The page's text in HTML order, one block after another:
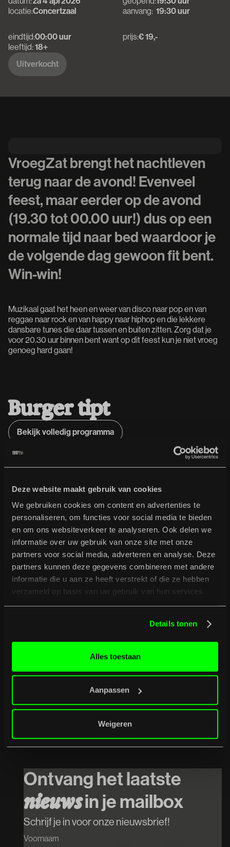
Deze website maakt gebruik van cookies
We gebruiken cookies om content en advertenties te
personaliseren, om functies voor social media te bieden
en om ons websiteverkeer te analyseren. Ook delen we
informatie over uw gebruik van onze site met onze
partners voor social media, adverteren en analyse. Deze
partners kunnen deze gegevens combineren met andere
informatie die u aan ze heeft verstrekt of die ze hebben
verzameld op basis van uw gebruik van hun services.
Details tonen
Alles toestaan
Aanpassen
Weigeren
locatie:Concertzaal
aanvang: 19:30 uur
eindtijd:
leeftijd:
00:00 uur
18+
prijs:€ 19,-
Uitverkocht
VroegZat brengt het nachtleven
terug naar de avond! Evenveel
feest, maar eerder op de avond
(19.30 tot 00.00 uur!) dus op een
normale tijd naar bed waardoor je
de volgende dag gewoon fit bent.
Win-win!
Muzikaal gaat het heen en weer van disco naar pop en van
reggae naar rock en van happy naar hiphop en die lekkere
dansbare tunes die daar tussen en buiten zitten. Zorg dat je
voor 20.30 uur binnen bent want op dit feest kun je niet vroeg
genoeg hard gaan!
Burger tipt
Bekijk volledig programma
Het Systeem
Koop tickets
Koop tickets
Ontvang het laatste
nieuwsin je mailbox
Schrijf je in voor onze nieuwsbrief!